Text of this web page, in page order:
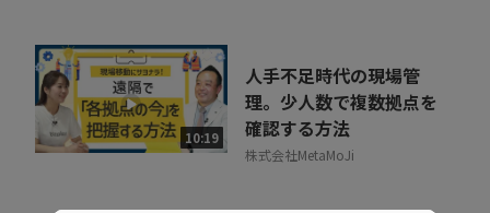
10:19
人手不足時代の現場管
理。少人数で複数拠点を
確認する方法
株式会社MetaMoJi